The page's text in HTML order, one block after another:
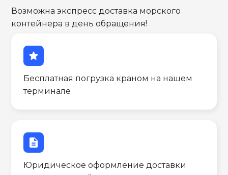
Возможна экспресс доставка морского
контейнера в день обращения!
star
Бесплатная погрузка краном на нашем
терминале
description
Юридическое оформление доставки